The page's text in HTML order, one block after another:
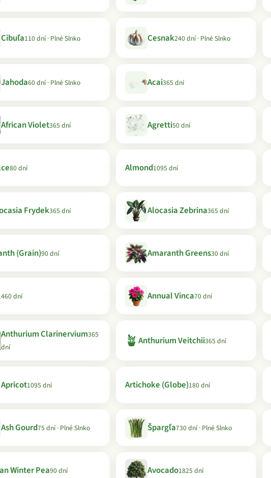
Cibuľa110 dní · Plné Slnko Cesnak240 dní · Plné Slnko
Jahoda60 dní · Plné Slnko Acai365 dní
African Violet365 dní Agretti50 dní
80 dní Almond1095 dní
Frydek365 dní Alocasia Zebrina365 dní
(Grain)90 dní Amaranth Greens30 dní
dní Annual Vinca70 dní
Anthurium Clarinervium365
dní
🪴 Anthurium Veitchii365 dní
Apricot1095 dní Artichoke (Globe)180 dní
Ash Gourd75 dní · Plné Slnko Špargľa730 dní · Plné Slnko
Winter Pea90 dní Avocado1825 dní